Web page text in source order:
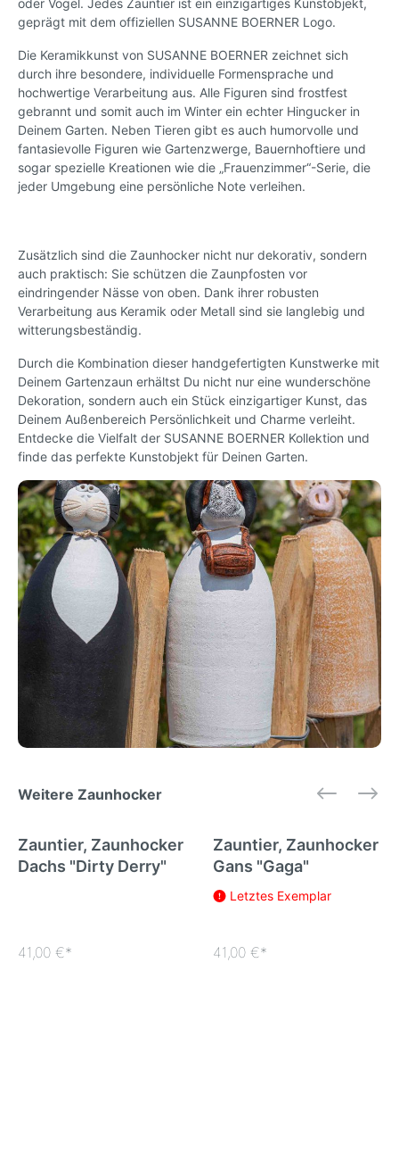
oder Vogel. Jedes Zauntier ist ein einzigartiges Kunstobjekt,
geprägt mit dem offiziellen SUSANNE BOERNER Logo.
Die Keramikkunst von SUSANNE BOERNER zeichnet sich
durch ihre besondere, individuelle Formensprache und
hochwertige Verarbeitung aus. Alle Figuren sind frostfest
gebrannt und somit auch im Winter ein echter Hingucker in
Deinem Garten. Neben Tieren gibt es auch humorvolle und
fantasievolle Figuren wie Gartenzwerge, Bauernhoftiere und
sogar spezielle Kreationen wie die „Frauenzimmer“-Serie, die
jeder Umgebung eine persönliche Note verleihen.
Zusätzlich sind die Zaunhocker nicht nur dekorativ, sondern
auch praktisch: Sie schützen die Zaunpfosten vor
eindringender Nässe von oben. Dank ihrer robusten
Verarbeitung aus Keramik oder Metall sind sie langlebig und
witterungsbeständig.
Durch die Kombination dieser handgefertigten Kunstwerke mit
Deinem Gartenzaun erhältst Du nicht nur eine wunderschöne
Dekoration, sondern auch ein Stück einzigartiger Kunst, das
Deinem Außenbereich Persönlichkeit und Charme verleiht.
Entdecke die Vielfalt der SUSANNE BOERNER Kollektion und
finde das perfekte Kunstobjekt für Deinen Garten.
Weitere Zaunhocker
Zauntier, Zaunhocker
Dachs "Dirty Derry"
41,00 €*
Zauntier, Zaunhocker
Gans "Gaga"
Letztes Exemplar
41,00 €*